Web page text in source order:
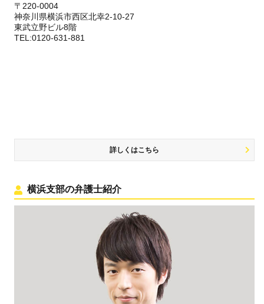
〒220-0004
神奈川県横浜市西区北幸2-10-27
東武立野ビル8階
TEL:0120-631-881
詳しくはこちら
横浜支部の弁護士紹介